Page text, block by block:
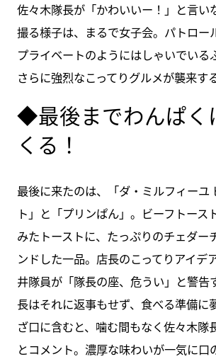
佐々木隊長が「かわいいー！」と言い
撮る様子は、まるで女子会。パトロー
プライベートのようにはしゃいでいる
さらに強烈なこってりグルメが襲来す
◆最後までわんぱく
くる！
最後に来たのは、「ダ・ミルフィーユ
ト」と「プリンぱん」。ビーフトース
みたトーストに、たっぷりのチェダー
ンドした一品。店長のこってりアイデ
井隊員が「隊長の座、危うい」と警告
長はそれに返事もせず、食べる準備に
ざ口に含むと、噛む間もなく佐々木隊
とコメント。濃厚な味わいが一気に口